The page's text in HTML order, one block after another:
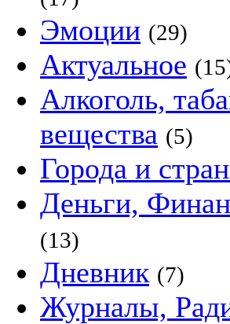
Эмоции (29)
Актуальное
Алкоголь,
вещества (5)
Города и
Деньги,
(13)
Дневник (7)
Журналы,